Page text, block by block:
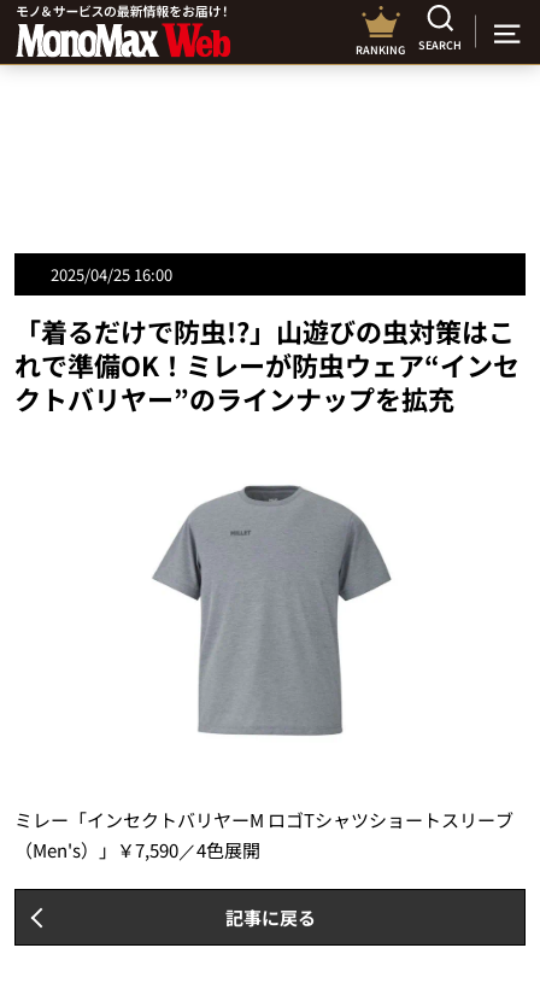
RANKING SEARCH
2025/04/25 16:00
「着るだけで防虫!?」山遊びの虫対策はこ
れで準備OK！ミレーが防虫ウェア“インセ
クトバリヤー”のラインナップを拡充
ミレー「インセクトバリヤーM ロゴTシャツショートスリーブ
（Men's）」￥7,590／4色展開
記事に戻る